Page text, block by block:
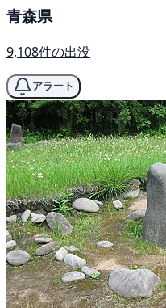
青森県
9,108件の出没
アラート